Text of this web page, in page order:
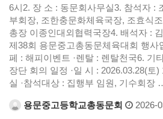
6시2. 장 소 : 동문회사무실3. 참석자 :
부회장, 조한충문화체육국장, 조효식
총장 이종인대외협력국장4. 배석자 :
제38회 용문중고총동문체육대회 행사
페 : 해피이벤트 ·렌탈 : 렌탈천국6. 기
장단 회의 일정 ·일 시 : 2026.03.28(토
실 ·참석대상 : 집행부 임원, 기수회장
용문중고등학교총동문회 2026-